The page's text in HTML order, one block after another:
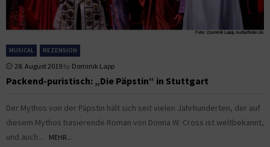
MUSICAL REZENSION
28. August 2019 by Dominik Lapp
Packend-puristisch: „Die Päpstin“ in Stuttgart
Der Mythos von der Päpstin hält sich seit vielen Jahrhunderten, der auf
diesem Mythos basierende Roman von Donna W. Cross ist weltbekannt,
und auch...
MEHR...